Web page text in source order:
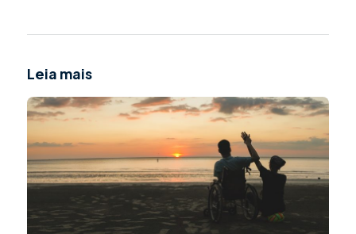
Leia mais